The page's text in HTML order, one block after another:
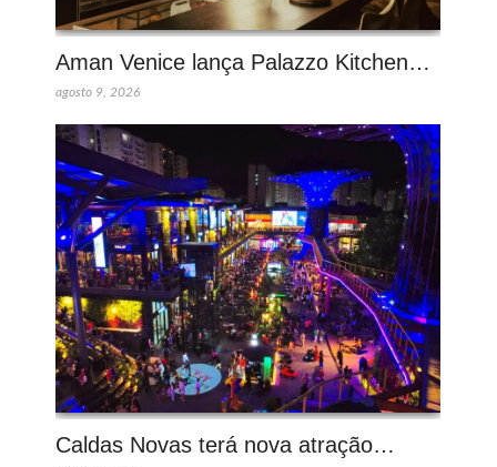
Aman Venice lança Palazzo Kitchen…
agosto 9, 2026
Caldas Novas terá nova atração…